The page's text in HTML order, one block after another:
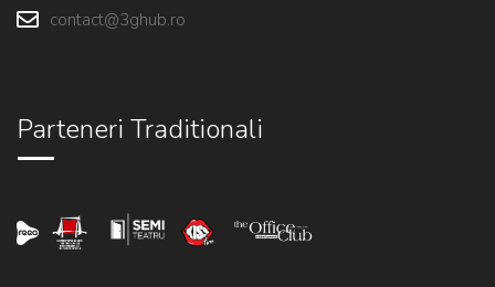
contact@3ghub.ro
Parteneri Traditionali